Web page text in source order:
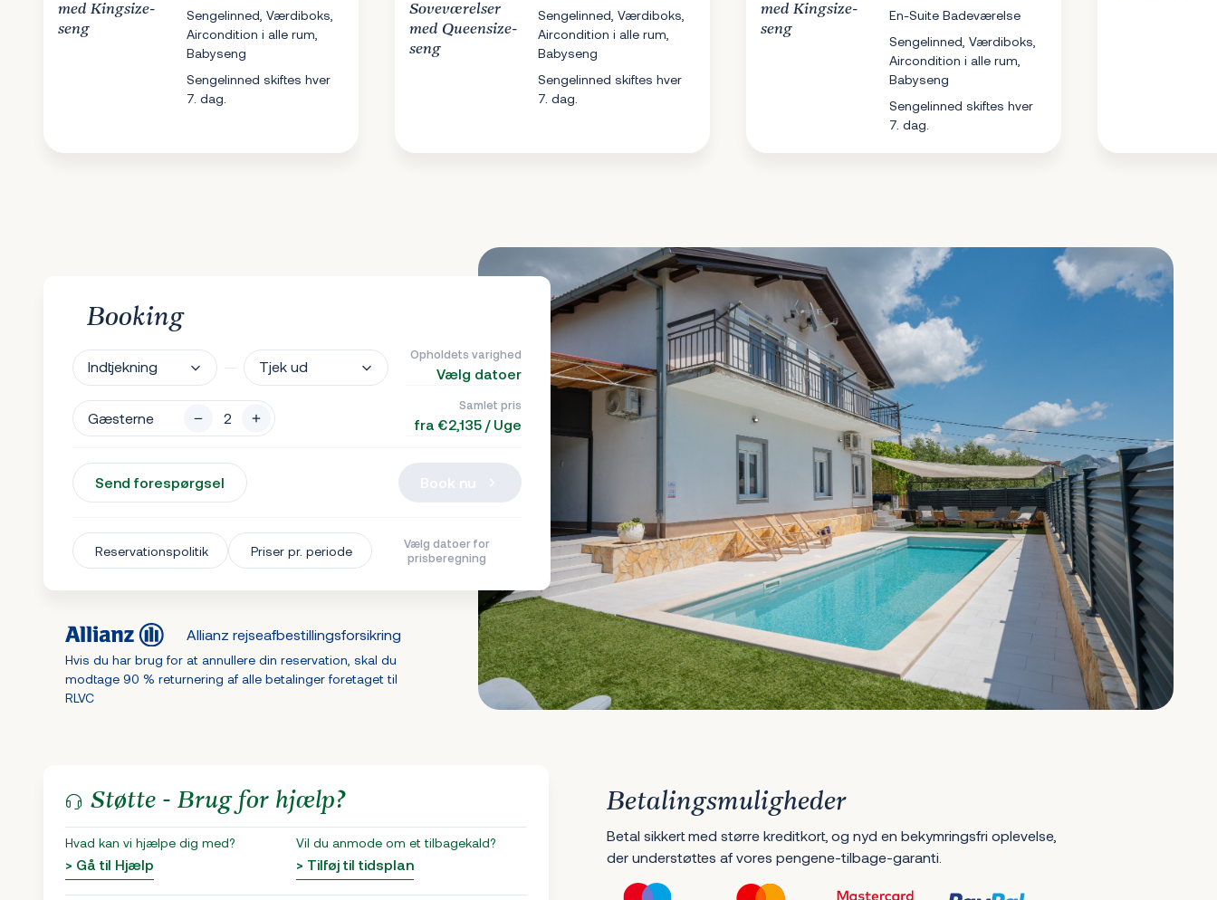
med Kingsize-
seng
Sengelinned, Værdiboks,
Aircondition i alle rum,
Babyseng
Sengelinned skiftes hver
7. dag.
Soveværelser
med Queensize-
seng
Sengelinned, Værdiboks,
Aircondition i alle rum,
Babyseng
Sengelinned skiftes hver
7. dag.
med Kingsize-
seng
En-Suite Badeværelse
Sengelinned, Værdiboks,
Aircondition i alle rum,
Babyseng
Sengelinned skiftes hver
7. dag.
Booking
Indtjekning Tjek ud
Opholdets varighed
Vælg datoer
Gæsterne
Samlet pris
fra €2,135 / Uge
Send forespørgsel
Reservationspolitik Priser pr. periode
Vælg datoer for
prisberegning
Allianz rejseafbestillingsforsikring
Hvis du har brug for at annullere din reservation, skal du
modtage 90 % returnering af alle betalinger foretaget til
RLVC
Støtte - Brug for hjælp?
Hvad kan vi hjælpe dig med?
> Gå til Hjælp
Vil du anmode om et tilbagekald?
> Tilføj til tidsplan
Betalingsmuligheder
Betal sikkert med større kreditkort, og nyd en bekymringsfri oplevelse,
der understøttes af vores pengene-tilbage-garanti.